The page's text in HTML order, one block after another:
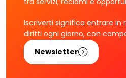
Iscriverti significa entrare in
diritti ogni giorno, con
Newsletter